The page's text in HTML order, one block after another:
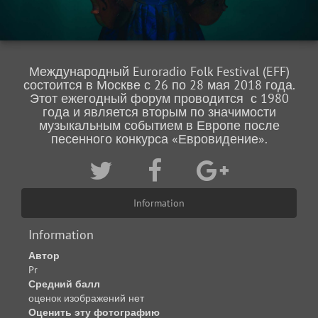
Международный Euroradio Folk Festival (EFF)
состоится в Москве с 26 по 28 мая 2018 года.
Этот ежегодный форум проводится с 1980
года и является вторым по значимости
музыкальным событием в Европе после
песенного конкурса «Евровидение».
Information
Information
Автор
Pr
Средний балл
оценок изображений нет
Оценить эту фотографию